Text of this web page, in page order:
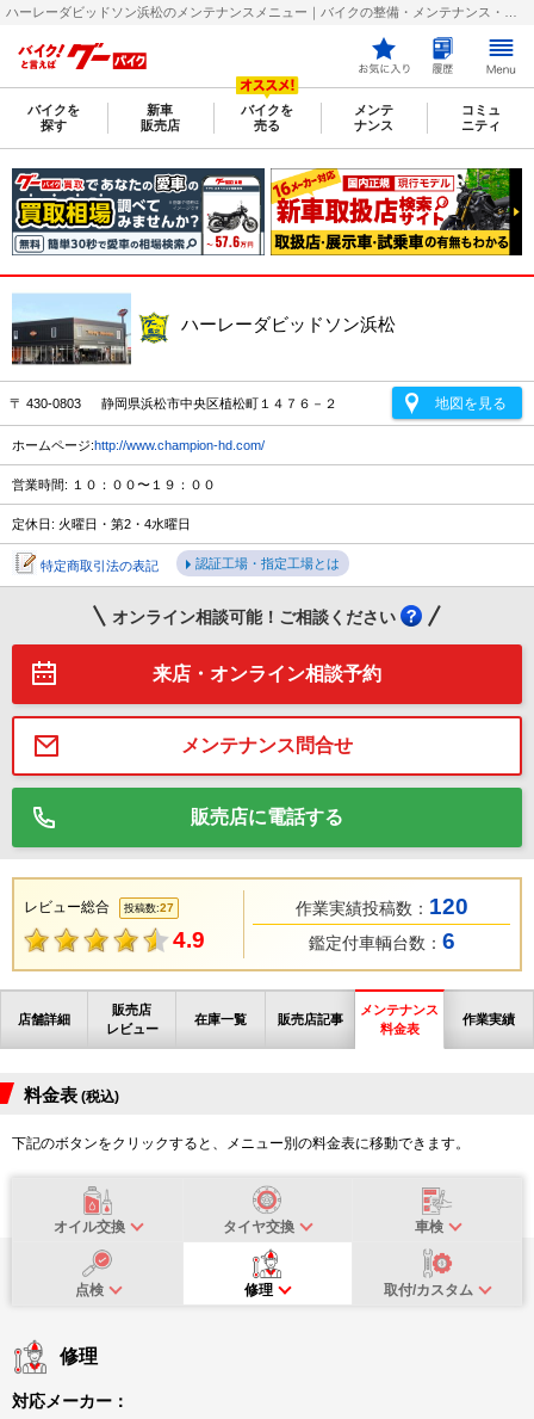
バイクを
探す
新車
販売店
バイクを
売る
メンテ
ナンス
コミュ
ニティ
ハーレーダビッドソン浜松
〒 430-0803 静岡県浜松市中央区植松町１４７６－２ 地図を見る
ホームページ:http://www.champion-hd.com/
営業時間: １０：００〜１９：００
定休日: 火曜日・第2・4水曜日
特定商取引法の表記 認証工場・指定工場とは
オンライン相談可能！ご相談ください
来店・オンライン相談予約
メンテナンス問合せ
販売店に電話する
レビュー総合 投稿数:27
4.9
作業実績投稿数： 120
鑑定付車輌台数： 6
店舗詳細
販売店
レビュー
在庫一覧 販売店記事
メンテナンス
料金表
作業実績
料金表 (税込)
下記のボタンをクリックすると、メニュー別の料金表に移動できます。
オイル交換 タイヤ交換 車検
点検 修理 取付/カスタム
修理
対応メーカー：